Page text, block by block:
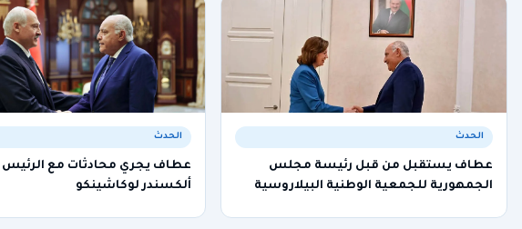
الحدث
عطاف يستقبل من قبل رئيسة مجلس
الجمهورية للجمعية الوطنية البيلاروسية
الحدث
عطاف يجري محادثات مع الرئيس
ألكسندر لوكاشينكو